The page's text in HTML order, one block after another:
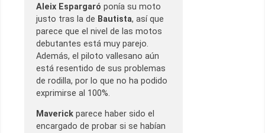
Aleix Espargaró ponía su moto
justo tras la de Bautista, así que
parece que el nivel de las motos
debutantes está muy parejo.
Además, el piloto vallesano aún
está resentido de sus problemas
de rodilla, por lo que no ha podido
exprimirse al 100%.
Maverick parece haber sido el
encargado de probar si se habían